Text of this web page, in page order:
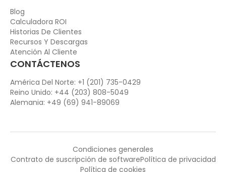
Blog
Calculadora ROI
Historias De Clientes
Recursos Y Descargas
Atención Al Cliente
CONTÁCTENOS
América Del Norte: +1 (201) 735-0429
Reino Unido: +44 (203) 808-5049
Alemania: +49 (69) 941-89069
Condiciones generales
Contrato de suscripción de softwarePolítica de privacidad
Política de cookies